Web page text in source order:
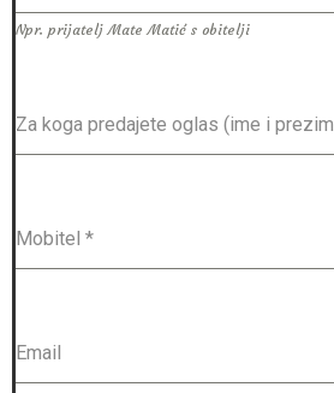
Npr. prijatelj Mate Matić s obitelji
Za koga predajete oglas (ime i
Mobitel *
Email